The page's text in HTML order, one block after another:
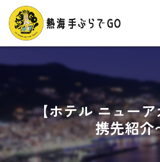
【ホテル ニュー
携先紹介